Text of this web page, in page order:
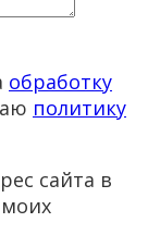
обработку
политику
сайта в